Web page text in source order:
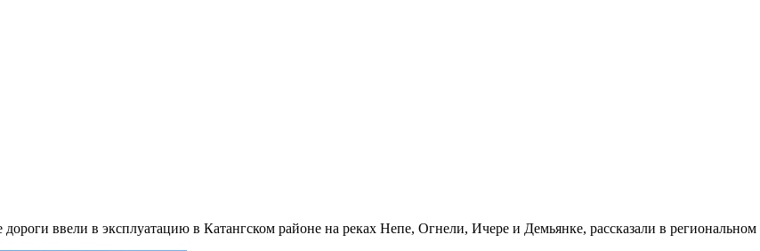
ввели в эксплуатацию в Катангском районе на реках Непе, Огнели, Ичере и Демьянке, рассказали в региональном